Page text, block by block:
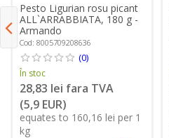
Pesto Ligurian rosu picant
ALL`ARRABBIATA, 180 g -
Armando
Cod: 8005709208636
(0)
În stoc
28,83 lei fara TVA
(5,9 EUR)
equates to 160,16 lei per 1
kg